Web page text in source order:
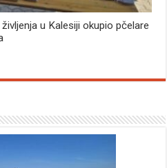
u Kalesiji okupio pčelare